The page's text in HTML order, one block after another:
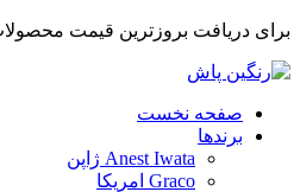
برای دریافت بروزترین قیمت
صفحه نخست
برندها
Anest Iwata ژاپن
Graco امریکا